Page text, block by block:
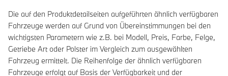
Die auf den Produktdetailseiten aufgeführten ähnlich verfügbaren
Fahrzeuge werden auf Grund von Übereinstimmungen bei den
wichtigsten Parametern wie z.B. bei Modell, Preis, Farbe, Felge,
Getriebe Art oder Polster im Vergleich zum ausgewählten
Fahrzeug ermittelt. Die Reihenfolge der ähnlich verfügbaren
Fahrzeuge erfolgt auf Basis der Verfügbarkeit und der